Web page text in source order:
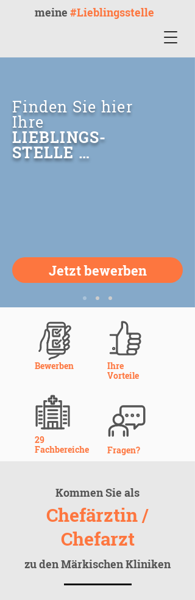
#Lieblingsstelle
meine
Finden Sie hier
Ihre
LIEBLINGS-
STELLE …
Jetzt bewerben
Bewerben
29
Fachbereiche
Ihre
Vorteile
Fragen?
Kommen Sie als
Chefärztin /
Chefarzt
zu den Märkischen Kliniken